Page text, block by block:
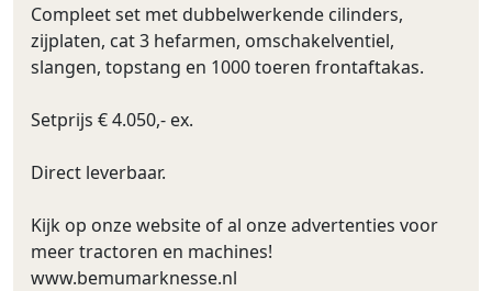
Compleet set met dubbelwerkende cilinders,
zijplaten, cat 3 hefarmen, omschakelventiel,
slangen, topstang en 1000 toeren frontaftakas.
Setprijs € 4.050,- ex.
Direct leverbaar.
Kijk op onze website of al onze advertenties voor
meer tractoren en machines!
www.bemumarknesse.nl